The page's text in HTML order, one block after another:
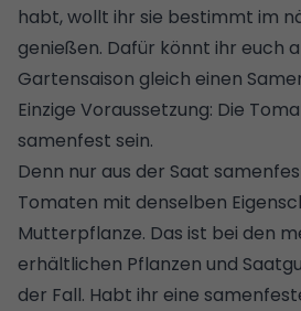
habt, wollt ihr sie bestimmt im
genießen. Dafür könnt ihr euch
Gartensaison gleich einen
Einzige Voraussetzung: Die
samenfest sein.
Denn nur aus der Saat
Tomaten mit denselben
Mutterpflanze. Das ist bei den
erhältlichen Pflanzen und
der Fall. Habt ihr eine